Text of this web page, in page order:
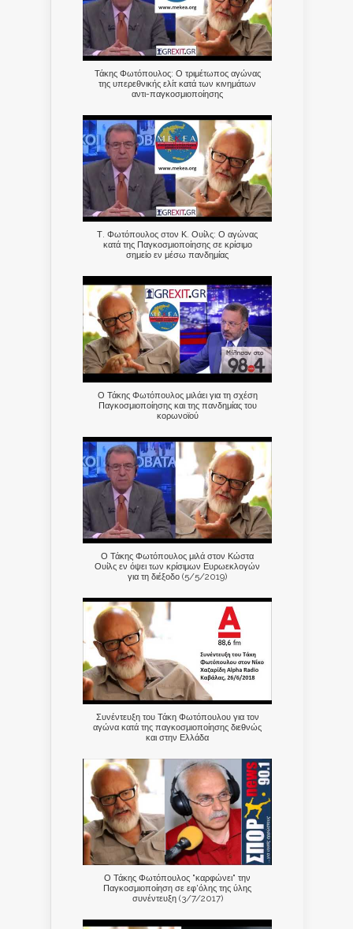
Τάκης Φωτόπουλος: Ο τριμέτωπος αγώνας
της υπερεθνικής ελίτ κατά των κινημάτων
αντι-παγκοσμιοποίησης
Τ. Φωτόπουλος στον Κ. Ουίλς: Ο αγώνας
κατά της Παγκοσμιοποίησης σε κρίσιμο
σημείο εν μέσω πανδημίας
Ο Τάκης Φωτόπουλος μιλάει για τη σχέση
Παγκοσμιοποίησης και της πανδημίας του
κορωνοϊού
Ο Τάκης Φωτόπουλος μιλά στον Κώστα
Ουίλς εν όψει των κρίσιμων Ευρωεκλογών
για τη διέξοδο (5/5/2019)
Συνέντευξη του Τάκη Φωτόπουλου για τον
αγώνα κατά της παγκοσμιοποίησης διεθνώς
και στην Ελλάδα
Ο Τάκης Φωτόπουλος "καρφώνει" την
Παγκοσμιοποίηση σε εφ'όλης της ύλης
συνέντευξη (3/7/2017)